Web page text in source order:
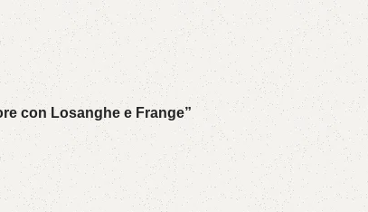
con Losanghe e Frange”